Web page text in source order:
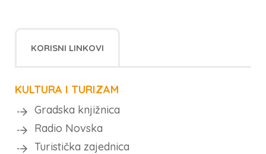
KORISNI LINKOVI
KULTURA I TURIZAM
Gradska knjižnica
Radio Novska
Turistička zajednica